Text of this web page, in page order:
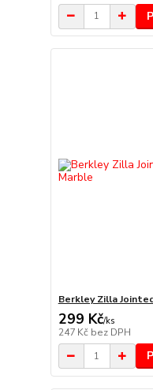
Berkley Zilla
299 Kč/ks
247 Kč bez DPH